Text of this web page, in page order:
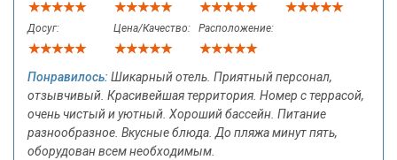
Досуг: Цена/Качество: Расположение:
Понравилось: Шикарный отель. Приятный персонал,
отзывчивый. Красивейшая территория. Номер с террасой,
очень чистый и уютный. Хороший бассейн. Питание
разнообразное. Вкусные блюда. До пляжа минут пять,
оборудован всем необходимым.